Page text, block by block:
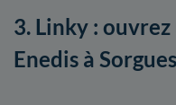
3. Linky :
Enedis à Sorgues